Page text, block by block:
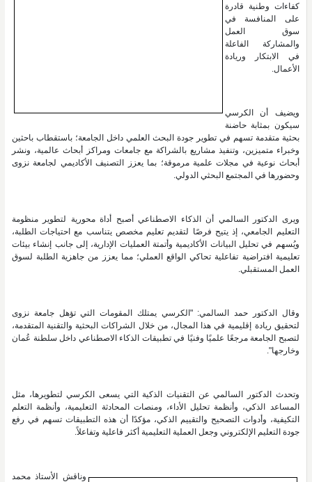
كفاءات وطنية قادرة
على المنافسة في
سوق العمل
والمشاركة الفاعلة
في الابتكار وريادة
الأعمال.
ويضيف أن الكرسي
سيكون بمثابة حاضنة
بحثية متقدمة تسهم في تطوير جودة البحث العلمي داخل الجامعة؛ باستقطاب باحثين
وخبراء متميزين، وتنفيذ مشاريع بالشراكة مع جامعات ومراكز أبحاث عالمية، ونشر
أبحاث نوعية في مجلات علمية مرموقة؛ بما يعزز التصنيف الأكاديمي لجامعة نزوى
وحضورها في المجتمع البحثي الدولي.
ويرى الدكتور السالمي أن الذكاء الاصطناعي أصبح أداة محورية لتطوير منظومة
التعليم الجامعي، إذ يتيح فرصًا لتقديم تعليم مخصص يتناسب مع احتياجات الطلبة،
ويُسهم في تحليل البيانات الأكاديمية وأتمتة العمليات الإدارية، إلى جانب إنشاء بيئات
تعليمية افتراضية تفاعلية تحاكي الواقع العملي؛ مما يعزز من جاهزية الطلبة لسوق
العمل المستقبلي.
وقال الدكتور حمد السالمي: "الكرسي يمتلك المقومات التي تؤهل جامعة نزوى
لتحقيق ريادة إقليمية في هذا المجال، من خلال الشراكات البحثية والتقنية المتقدمة،
لتصبح الجامعة مرجعًا علميًا وفنيًا في تطبيقات الذكاء الاصطناعي داخل سلطنة عُمان
وخارجها".
وتحدث الدكتور السالمي عن التقنيات الذكية التي يسعى الكرسي لتطويرها، مثل
المساعد الذكي، وأنظمة تحليل الأداء، ومنصات المحادثة التعليمية، وأنظمة التعلم
التكيفية، وأدوات التصحيح والتقييم الذكي، مؤكدًا أن هذه التطبيقات تسهم في رفع
جودة التعليم الإلكتروني وجعل العملية التعليمية أكثر فاعلية وتفاعلاً.
وناقش الأستاذ محمد